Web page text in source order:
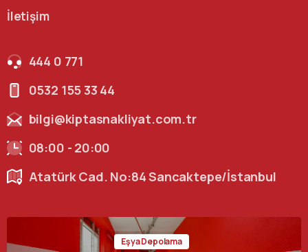
İletişim
444 0 771
0532 155 33 44
bilgi@kiptasnakliyat.com.tr
08:00 - 20:00
Atatürk Cad. No:84 Sancaktepe/İstanbul
Eşya Depolama